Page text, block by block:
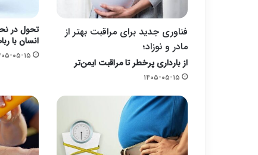
فناوری جدید برای مراقبت بهتر از
مادر و نوزاد؛
از بارداری پرخطر تا مراقبت ایمن‌تر
۱۴۰۵-۰۵-۱۵
تحول در
انسان با
۱۴۰۵-۰۵-